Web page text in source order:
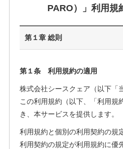
PARO）」利用規
第１章 総則
第１条 利用規約の適用
株式会社シースクェア（以下「
この利用規約（以下、「利用規
き、本サービスを提供します。
利用規約と個別の利用契約の規
利用契約の規定が利用規約に優